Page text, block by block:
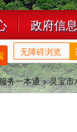
政府信
无障碍浏览
务一本通 >灵宝